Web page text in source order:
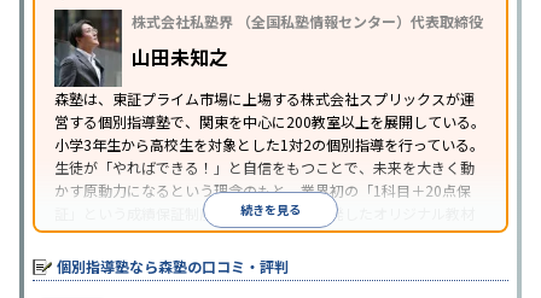
株式会社私塾界 （全国私塾情報センター）代表取締役
山田未知之
森塾は、東証プライム市場に上場する株式会社スプリックスが運
営する個別指導塾で、関東を中心に200教室以上を展開している。
小学3年生から高校生を対象とした1対2の個別指導を行っている。
生徒が「やればできる！」と自信をもつことで、未来を大きく動
かす原動力になるという理念のもと、業界初の「1科目＋20点保
証」という成績保証制度を採用。同社が開発したオリジナル教材
「フォレスタシリーズ」は全国各地の学習塾でも採用されてい
る。
続きを見る
個別指導塾なら森塾の口コミ・評判